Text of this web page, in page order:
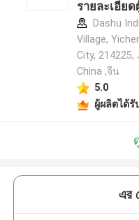
รายละเอีย
Dashu
Village,
City, 214225,
China ,จีน
5.0
ผู้ผลิตได้รั
এর